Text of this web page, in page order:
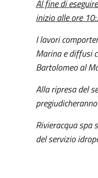
Al fine di
inizio alle ore
I lavori
Marina e diffusi
Bartolomeo al
Alla ripresa del
Rivieracqua spa
del servizio